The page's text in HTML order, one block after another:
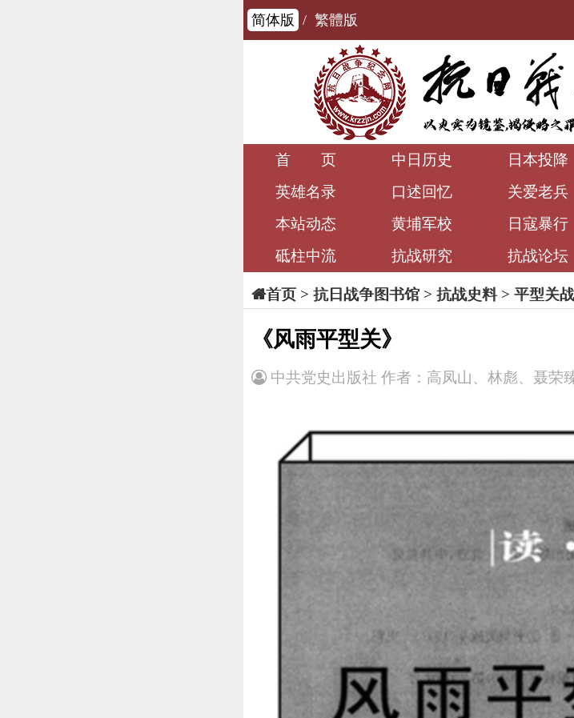
简体版 / 繁體版
首 页 中日历史 日本投降
英雄名录
口述回忆 关爱老兵
本站动态
黄埔军校 日寇暴行
砥柱中流
抗战研究 抗战论坛
首页> 抗日战争图书馆 > 抗战史料> 平型关
《风雨平型关》
中共党史出版社 作者：高凤山、林彪、聂荣